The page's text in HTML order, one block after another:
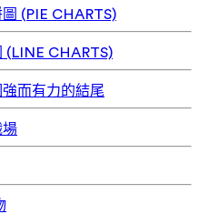
(PIE CHARTS)
(LINE CHARTS)
而有力的結尾
場